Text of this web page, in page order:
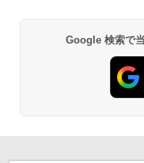
Google 検索で